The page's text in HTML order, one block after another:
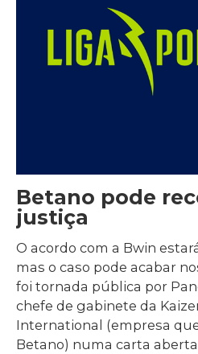
Betano pode
justiça
O acordo com a Bwin
mas o caso pode acabar
foi tornada pública por
chefe de gabinete da
International (empresa
Betano) numa carta